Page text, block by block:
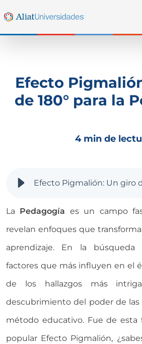
Efecto
de 180° para la
4 min de
La Pedagogía es un campo
revelan enfoques que
aprendizaje. En la
factores que más influyen en el
de los hallazgos más
descubrimiento del poder de
método educativo. Fue de esta
popular Efecto Pigmalión,